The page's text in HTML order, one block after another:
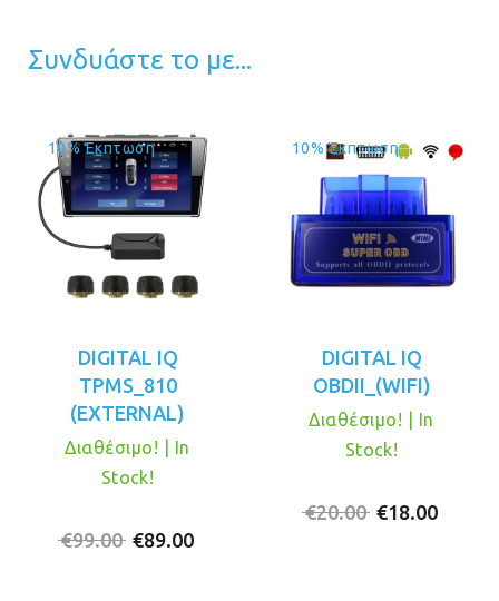
Συνδυάστε το με...
10% Έκπτωση
DIGITAL IQ
TPMS_810
(EXTERNAL)
€99.00 Original
€89.00
Διαθέσιμο! | In
Stock!
10% Έκπτωση
DIGITAL IQ
OBDII_(WIFI)
€20.00 Original
€18.00
Διαθέσιμο! | In
Stock!